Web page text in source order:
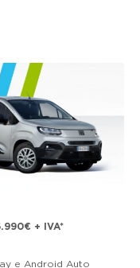
+ IVA*
e Android Auto